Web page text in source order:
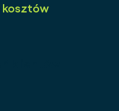
kosztów